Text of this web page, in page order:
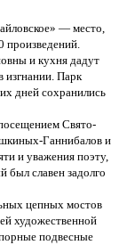
— место,
произведений.
и кухня дадут
изгнании. Парк
дней сохранились
Свято-
Ганнибалов и
и уважения поэту,
был славен задолго
цепных мостов
художественной
подвесные